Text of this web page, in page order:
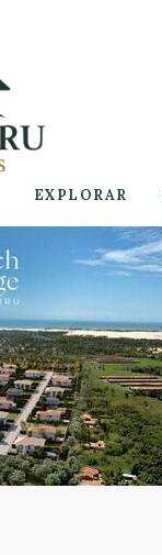
EXPLORAR